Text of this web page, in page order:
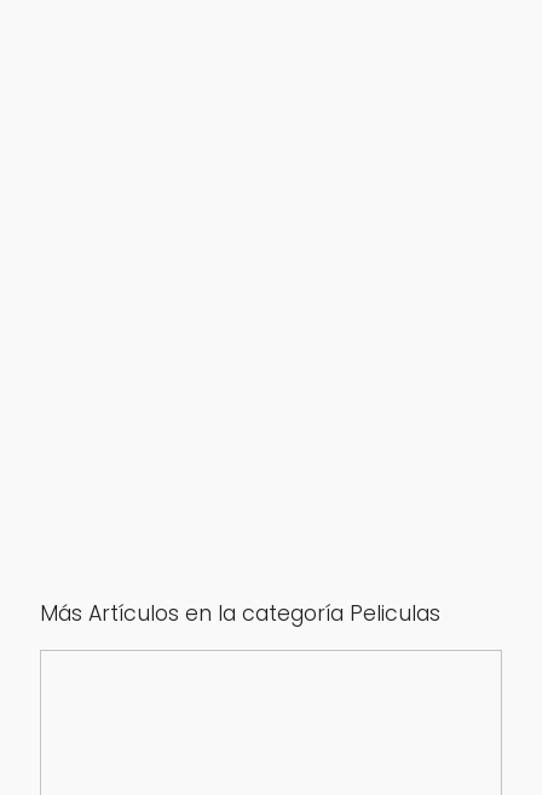
Más Artículos en la categoría Peliculas